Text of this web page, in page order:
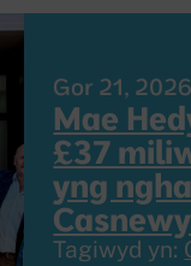
Gor 21, 2026
Mae
£37
yng
Tagiwyd yn: